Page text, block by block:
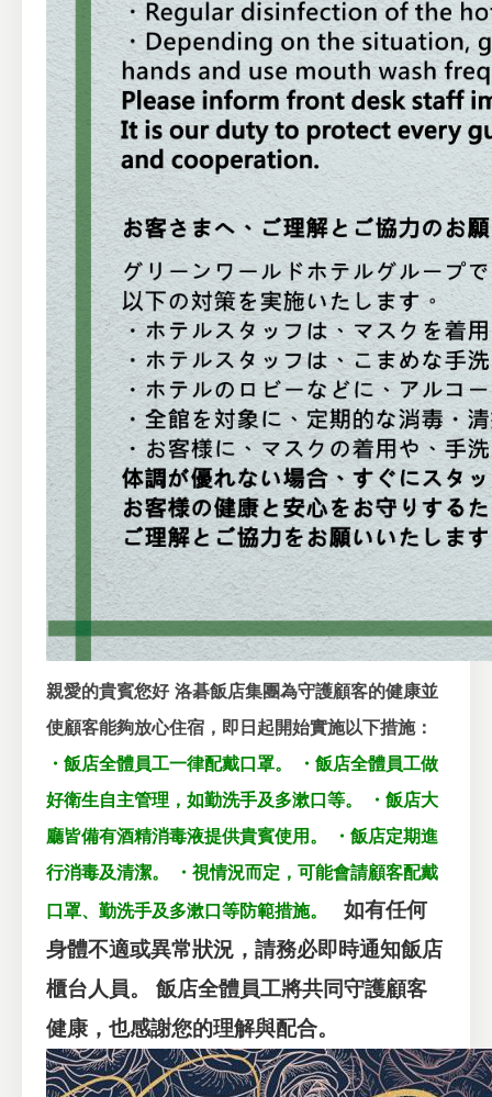
親愛的貴賓您好 洛碁飯店集團為守護顧客的健康並
使顧客能夠放心住宿，即日起開始實施以下措施：
・飯店全體員工一律配戴口罩。
・飯店全體員工做
好衛生自主管理，如勤洗手及多漱口等。
・飯店大
廳皆備有酒精消毒液提供貴賓使用。
・飯店定期進
行消毒及清潔。
・視情況而定，可能會請顧客配戴
口罩、勤洗手及多漱口等防範措施。
如有任何
身體不適或異常狀況，請務必即時通知飯店
櫃台人員。
飯店全體員工將共同守護顧客
健康，也感謝您的理解與配合。